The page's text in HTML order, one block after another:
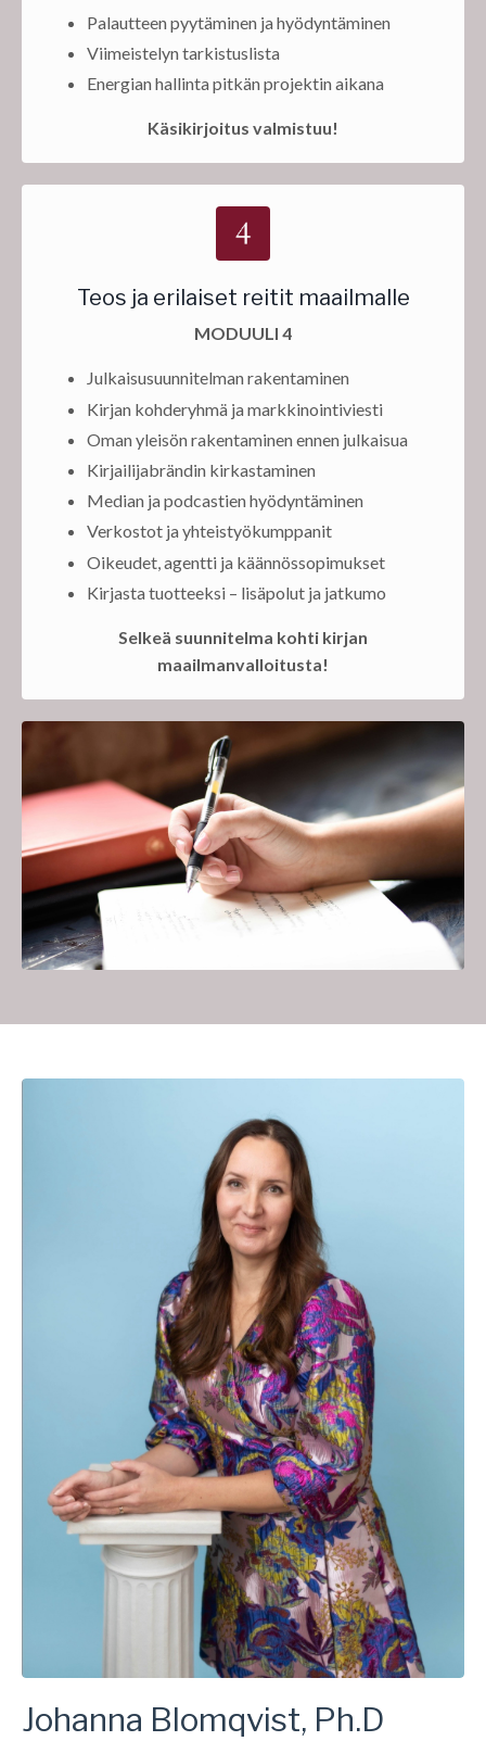
Palautteen pyytäminen ja hyödyntäminen
Viimeistelyn tarkistuslista
Energian hallinta pitkän projektin aikana
Käsikirjoitus valmistuu!
Teos ja erilaiset reitit maailmalle
MODUULI 4
Julkaisusuunnitelman rakentaminen
Kirjan kohderyhmä ja markkinointiviesti
Oman yleisön rakentaminen ennen julkaisua
Kirjailijabrändin kirkastaminen
Median ja podcastien hyödyntäminen
Verkostot ja yhteistyökumppanit
Oikeudet, agentti ja käännössopimukset
Kirjasta tuotteeksi – lisäpolut ja jatkumo
Selkeä suunnitelma kohti kirjan
maailmanvalloitusta!
Johanna Blomqvist, Ph.D